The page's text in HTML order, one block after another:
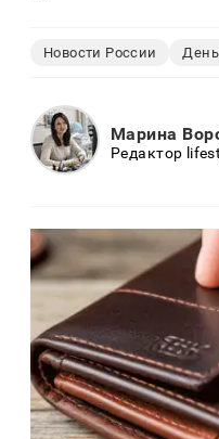
Новости России
Марина
Редактор